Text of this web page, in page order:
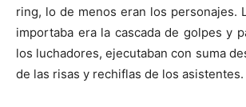
ring, lo de menos eran los personajes.
importaba era la cascada de golpes y
los luchadores, ejecutaban con suma
de las risas y rechiflas de los asistentes.